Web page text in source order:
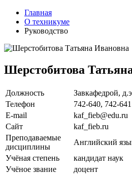
Главная
О техникуме
Руководство
Шерстобитова
Должность
Завкафедрой,
Телефон
742-640, 742-641
E-mail
kaf_fieb@edu.ru
Сайт
kaf_fieb.ru
Преподаваемые
дисциплины
Английский
Учёная степень
кандидат наук
Учёное звание
доцент